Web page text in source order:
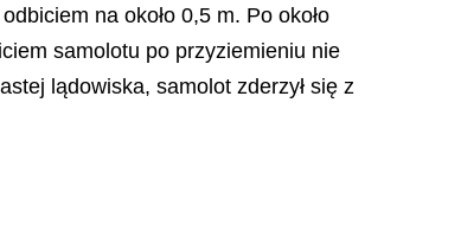
na około 0,5 m. Po około
samolotu po przyziemieniu nie
lądowiska, samolot zderzył się z